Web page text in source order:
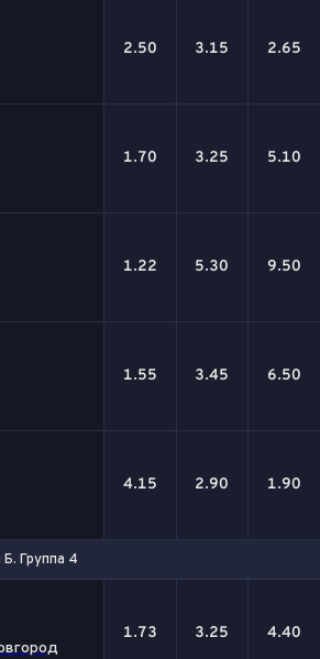
2.50 3.15 2.65
1.70 3.25 5.10
1.22 5.30 9.50
1.55 3.45 6.50
4.15 2.90 1.90
Группа 4
1.73 3.25 4.40